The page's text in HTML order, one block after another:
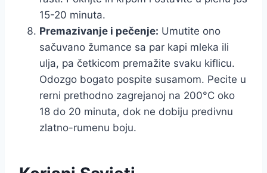
15-20 minuta.
Premazivanje i pečenje: Umutite ono
sačuvano žumance sa par kapi mleka ili
ulja, pa četkicom premažite svaku kiflicu.
Odozgo bogato pospite susamom. Pecite u
rerni prethodno zagrejanoj na 200°C oko
18 do 20 minuta, dok ne dobiju predivnu
zlatno-rumenu boju.